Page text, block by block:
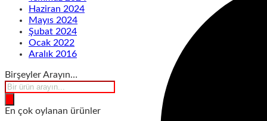
Haziran 2024
Mayıs 2024
Şubat 2024
Ocak 2022
Aralık 2016
Birşeyler Arayın…
Products
search
En çok oylanan ürünler